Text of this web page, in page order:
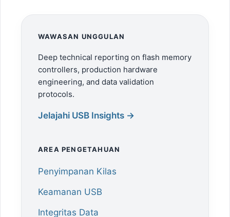
WAWASAN UNGGULAN
Deep technical reporting on flash memory
controllers, production hardware
engineering, and data validation
protocols.
Jelajahi USB Insights →
AREA PENGETAHUAN
Penyimpanan Kilas
Keamanan USB
Integritas Data